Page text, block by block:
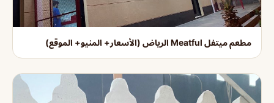
مطعم ميتفل Meatful الرياض (الأسعار+ المنيو+ الموقع)